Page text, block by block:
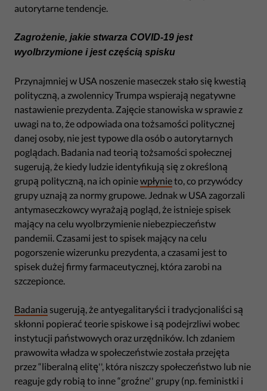
autorytarne tendencje.
Zagrożenie, jakie stwarza COVID-19 jest
wyolbrzymione i jest częścią spisku
Przynajmniej w USA noszenie maseczek stało się kwestią
polityczną, a zwolennicy Trumpa wspierają negatywne
nastawienie prezydenta. Zajęcie stanowiska w sprawie z
uwagi na to, że odpowiada ona tożsamości politycznej
danej osoby, nie jest typowe dla osób o autorytarnych
poglądach. Badania nad teorią tożsamości społecznej
sugerują, że kiedy ludzie identyfikują się z określoną
grupą polityczną, na ich opiniewpłynieto, co przywódcy
grupy uznają za normy grupowe. Jednak w USA zagorzali
antymaseczkowcy wyrażają pogląd, że istnieje spisek
mający na celu wyolbrzymienie niebezpieczeństw
pandemii. Czasami jest to spisek mający na celu
pogorszenie wizerunku prezydenta, a czasami jest to
spisek dużej firmy farmaceutycznej, która zarobi na
szczepionce.
Badania sugerują, że antyegalitaryści i tradycjonaliści są
skłonni popierać teorie spiskowe i są podejrzliwi wobec
instytucji państwowych oraz urzędników. Ich zdaniem
prawowita władza w społeczeństwie została przejęta
przez “liberalną elitę'', która niszczy społeczeństwo lub nie
reaguje gdy robią to inne “groźne'' grupy (np. feministki i